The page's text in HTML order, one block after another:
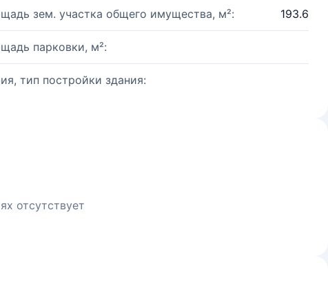
зем. участка общего имущества, м²: 193.6
парковки, м²:
тип постройки здания:
отсутствует